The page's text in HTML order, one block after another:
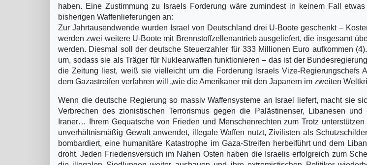
haben. Eine Zustimmung zu Israels Forderung wäre zumindest in keinem Fall
bisherigen Waffenlieferungen an:
Zur Jahrtausendwende wurden Israel von Deutschland drei U-Boote geschenkt –
werden zwei weitere U-Boote mit Brennstoffzellenantrieb ausgeliefert, die insgesamt
werden. Diesmal soll der deutsche Steuerzahler für 333 Millionen Euro aufkommen
um, sodass sie als Träger für Nuklearwaffen funktionieren – das ist der
die Zeitung liest, weiß sie vielleicht um die Forderung Israels Vize-Regierungschefs
dem Gazastreifen verfahren will „wie die Amerikaner mit den Japanern im zweiten
Wenn die deutsche Regierung so massiv Waffensysteme an Israel liefert, macht sie
Verbrechen des zionistischen Terrorismus gegen die Palästinenser, Libanesen und
Iraner… Ihrem Gequatsche von Frieden und Menschenrechten zum Trotz
unverhältnismäßig Gewalt anwendet, illegale Waffen nutzt, Zivilisten als
bombardiert, eine humanitäre Katastrophe im Gaza-Streifen herbeiführt und dem
droht. Jeden Friedensversuch im Nahen Osten haben die Israelis erfolgreich zum